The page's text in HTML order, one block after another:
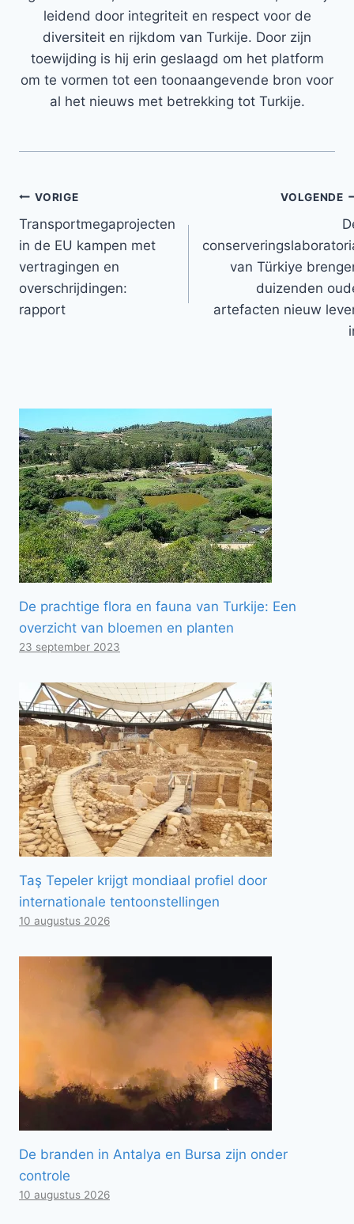
leidend door integriteit en respect voor de
diversiteit en rijkdom van Turkije. Door zijn
toewijding is hij erin geslaagd om het platform
om te vormen tot een toonaangevende bron voor
al het nieuws met betrekking tot Turkije.
Bericht
navigatie
VORIGE
Transportmegaprojecten
in de EU kampen met
vertragingen en
overschrijdingen:
rapport
VOLGENDE
van Türkiye
duizenden
artefacten nieuw
De prachtige flora en fauna van Turkije: Een
overzicht van bloemen en planten
23 september 2023
Taş Tepeler krijgt mondiaal profiel door
internationale tentoonstellingen
10 augustus 2026
De branden in Antalya en Bursa zijn onder
controle
10 augustus 2026